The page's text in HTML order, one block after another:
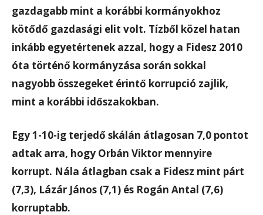
gazdagabb mint a korábbi kormányokhoz
kötődő gazdasági elit volt. Tízből közel hatan
inkább egyetértenek azzal, hogy a Fidesz 2010
óta történő kormányzása során sokkal
nagyobb összegeket érintő korrupció zajlik,
mint a korábbi időszakokban.
Egy 1-10-ig terjedő skálán átlagosan 7,0 pontot
adtak arra, hogy Orbán Viktor mennyire
korrupt. Nála átlagban csak a Fidesz mint párt
(7,3), Lázár János (7,1) és Rogán Antal (7,6)
korruptabb.